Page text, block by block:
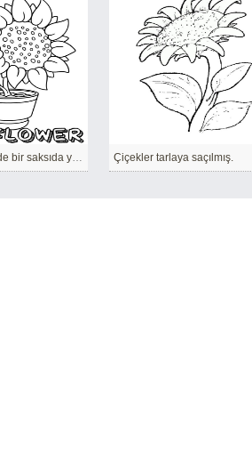
Ayçiçeği evde bir saksıda yetiştirilebilir. Çiçekler tarlaya saçılmış.